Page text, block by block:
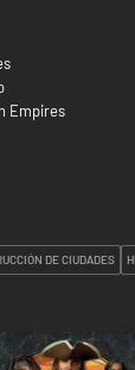
Empires
DE CIUDADES